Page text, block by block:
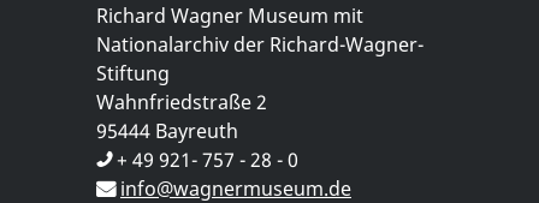
Richard Wagner Museum mit
Nationalarchiv der Richard-Wagner-
Stiftung
Wahnfriedstraße 2
95444 Bayreuth
+ 49 921- 757 - 28 - 0
info@wagnermuseum.de